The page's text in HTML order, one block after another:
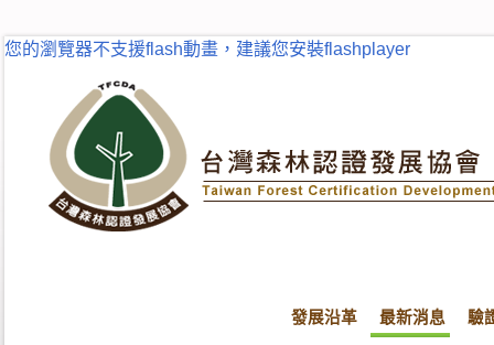
您的瀏覽器不支援flash動畫，建議您安裝flashplayer
發展沿革 最新消息 驗